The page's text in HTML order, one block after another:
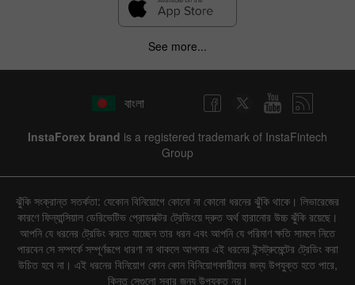
See more...
বাংলা
InstaForex brand is a registered trademark of InstaFintech
Group
ঝুঁকি সংক্রান্ত সতর্কতা: যেকোন বিনিয়োগে কোনো না কোনো ধরনের ঝুঁকি থাকে। লিভারেজের
কারণে ফিন্যান্সিয়াল ডেরিভেটিভ প্রোডাক্টের ট্রেডিংয়ে দ্রুত অর্থ হারানোর উচ্চ ঝুঁকি রয়েছে।
আপনি যে ধরনের ট্রেডিং করতে যাচ্ছেন তার ধরন এবং আপনি যে পরিমাণ ক্ষতি সামলে নিতে
পারবেন সে সম্পর্কে সম্পূর্ণরূপে ধারণা না থাকলে আপনার এই ধরনের ইন্সট্রুমেন্টের ট্রেডিং করা
উচিত হবে না। এই ধরনের বিনিয়োগ কোন কোন বিনিয়োগকারীদের জন্য উপযুক্ত হতে পারে,
কিন্তু সেগুলো সবার জন্য উপযুক্ত নয়।